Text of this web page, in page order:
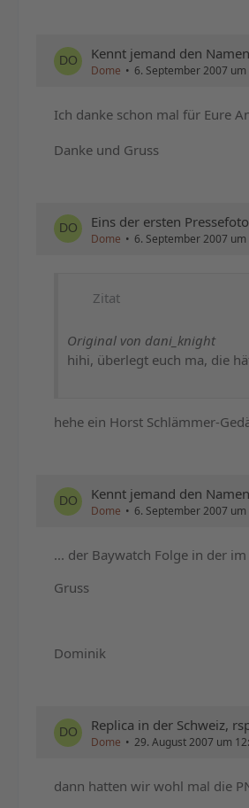
Kennt jemand den
Dome 6. September 2007 um
Ich danke schon mal für Eure
Danke und Gruss
Eins der ersten
Dome 6. September 2007 um
Zitat
Original von dani_knight
hihi, überlegt euch ma, die
hehe ein Horst Schlämmer-
Kennt jemand den
Dome 6. September 2007 um
... der Baywatch Folge in der
Gruss
Dominik
Replica in der Schweiz,
Dome 29. August 2007 um
dann hatten wir wohl mal die